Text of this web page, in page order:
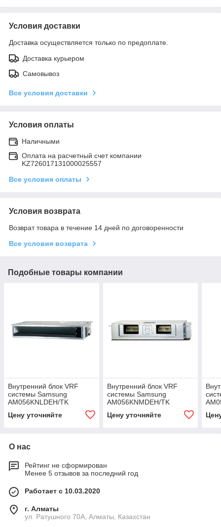
Условия доставки
Доставка осуществляется только по предоплате.
Доставка курьером
Самовывоз
Все условия доставки
Условия оплаты
Наличными
Оплата на расчетный счет компании
KZ726017131000025557
Все условия оплаты
Условия возврата
Возврат товара в течение 14 дней по договоренности
Все условия возврата
Подобные товары компании
Внутренний блок VRF
системы Samsung
AM056KNLDEH/TK
Цену уточняйте
Внутренний блок VRF
системы Samsung
AM056KNMDEH/TK
Цену уточняйте
О нас
Рейтинг не сформирован
Менее 5 отзывов за последний год
Работает с 10.03.2020
г. Алматы
ул. Ратушного 70А, Алматы, Казахстан